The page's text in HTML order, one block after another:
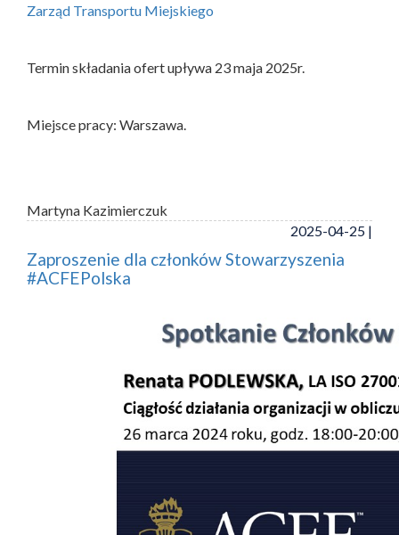
Zarząd Transportu Miejskiego
Termin składania ofert upływa 23 maja 2025r.
Miejsce pracy: Warszawa.
Martyna Kazimierczuk
2025-04-25 |
Zaproszenie dla członków Stowarzyszenia
#ACFEPolska